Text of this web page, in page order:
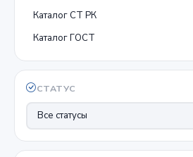
Каталог СТ РК
Каталог ГОСТ
СТАТУС